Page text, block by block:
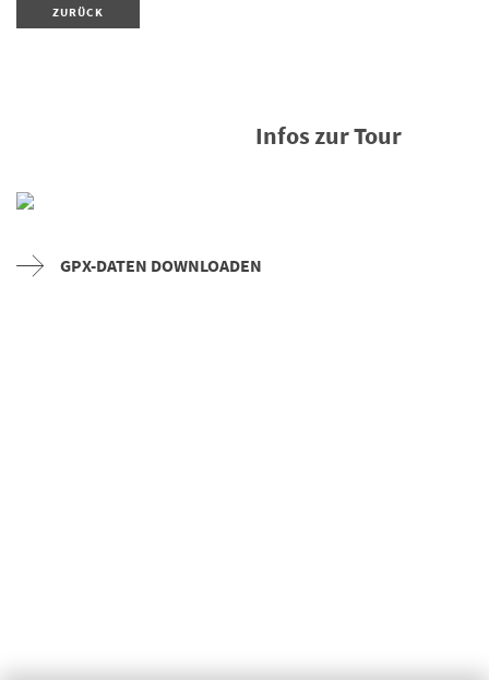
ZURÜCK
Infos zur Tour
GPX-DATEN DOWNLOADEN